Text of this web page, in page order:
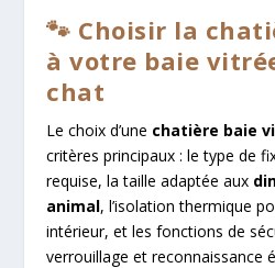
🐾 Choisir la
à votre baie
chat
Le choix d’une chatière baie
critères principaux : le type de
requise, la taille adaptée aux
animal, l’isolation thermique
intérieur, et les fonctions de
verrouillage et reconnaissance